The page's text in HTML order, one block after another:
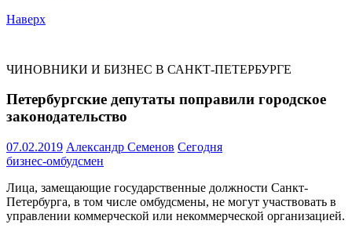
Наверх
ЧИНОВНИКИ И БИЗНЕС В САНКТ-ПЕТЕРБУРГЕ
Петербургские депутаты поправили городское
законодательство
07.02.2019 Александр Семенов Сегодня
бизнес-омбудсмен
Лица, замещающие государственные должности Санкт-
Петербурга, в том числе омбудсмены, не могут участвовать в
управлении коммерческой или некоммерческой организацией.